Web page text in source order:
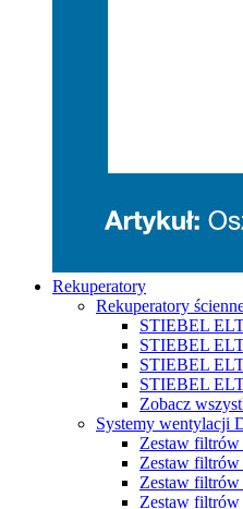
Rekuperatory
Rekuperatory
STIEBEL
STIEBEL
STIEBEL
STIEBEL
Zobacz
Systemy wentylacji
Zestaw
Zestaw
Zestaw filtrów
Zestaw filtrów